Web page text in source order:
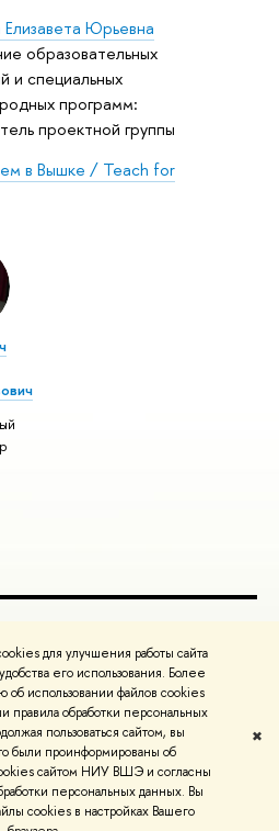
для улучшения работы сайта
его использования. Более
использовании файлов cookies
правила обработки персональных
пользоваться сайтом, вы
были проинформированы об
сайтом НИУ ВШЭ и согласны
персональных данных. Вы
cookies в настройках Вашего
✖
Елизавета Юрьевна
образовательных
и специальных
программ:
проектной группы
в Вышке / Teach for
образования РФ
РФ
и контакты Условия использования
Карта сайта
вШколе дизайна НИУ ВШЭ